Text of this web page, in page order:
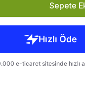
Sepete